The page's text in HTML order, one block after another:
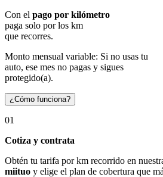
Con el pago por kilómetro
paga solo por los km
que recorres.
Monto mensual variable: Si no usas tu
auto, ese mes no pagas y sigues
protegido(a).
¿Cómo funciona?
01
Cotiza y contrata
Obtén tu tarifa por km recorrido en
miituo y elige el plan de cobertura que